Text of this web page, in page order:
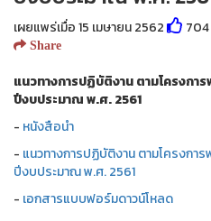
เผยแพร่เมื่อ 15 เมษายน 2562 704
Share
แนวทางการปฏิบัติงาน ตามโครงก
ปีงบประมาณ พ.ศ. 2561
- หนังสือนำ
- แนวทางการปฏิบัติงาน ตามโครงก
ปีงบประมาณ พ.ศ. 2561
- เอกสารแบบฟอร์มดาวน์โหลด